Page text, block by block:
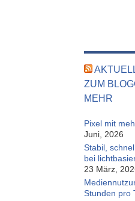
ZUM
MEHR
Pixel mit
Juni, 2026
Stabil,
bei
23 März,
Stunden pro